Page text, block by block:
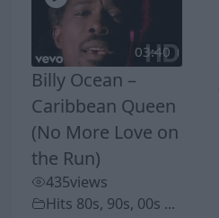
03:40
Billy Ocean –
Caribbean Queen
(No More Love on
the Run)
435views
Hits 80s, 90s, 00s ...